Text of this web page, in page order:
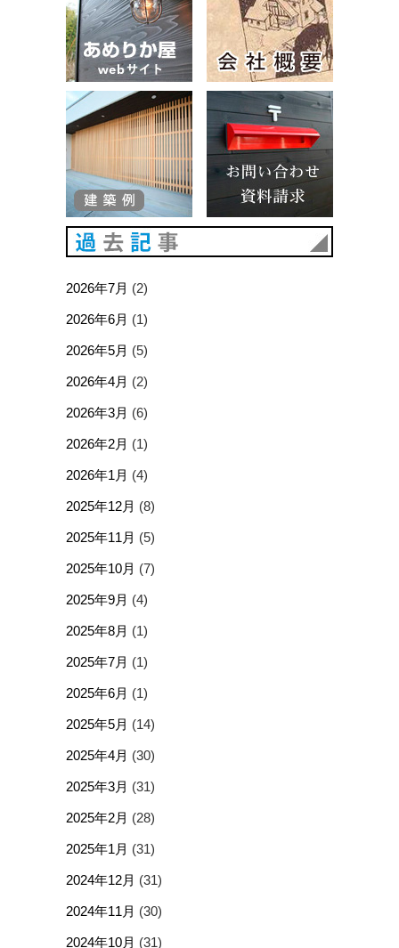
2026年7月 (2)
2026年6月 (1)
2026年5月 (5)
2026年4月 (2)
2026年3月 (6)
2026年2月 (1)
2026年1月 (4)
2025年12月 (8)
2025年11月 (5)
2025年10月 (7)
2025年9月 (4)
2025年8月 (1)
2025年7月 (1)
2025年6月 (1)
2025年5月 (14)
2025年4月 (30)
2025年3月 (31)
2025年2月 (28)
2025年1月 (31)
2024年12月 (31)
2024年11月 (30)
2024年10月 (31)